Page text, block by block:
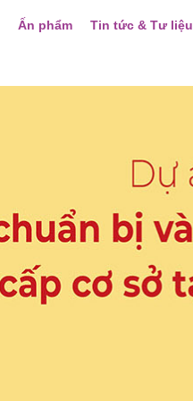
Ấn phẩm Tin tức & Tư liệu